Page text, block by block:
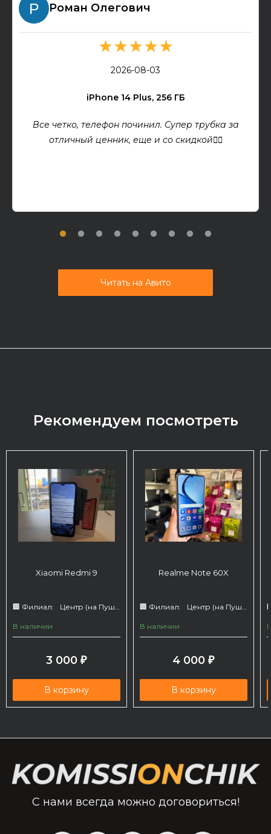
Роман Олегович
★★★★★
2026-08-03
iPhone 14 Plus, 256 ГБ
Все четко, телефон починил. Супер трубка за
отличный ценник, еще и со скидкой👍🏻
Читать на Авито
Рекомендуем посмотреть
Xiaomi Redmi 9
🏢 Филиал: Центр (на Пушкина 66)
В наличии
3 000 ₽
В корзину
Realme Note 60X
🏢 Филиал: Центр (на Пушкина 66)
В наличии
4 000 ₽
В корзину
С нами всегда можно договориться!